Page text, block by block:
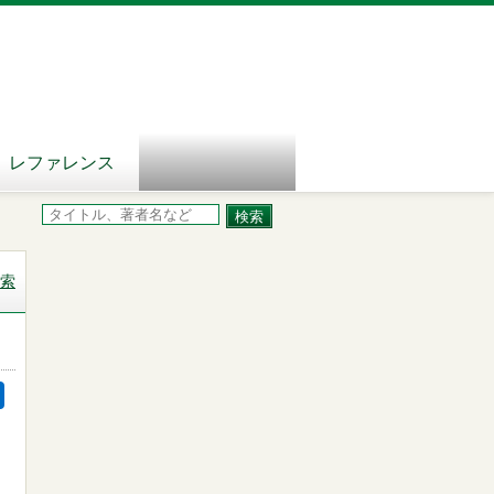
レファレンス